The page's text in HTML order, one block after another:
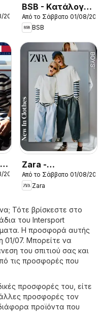
BSB - Kατάλογος
8/2026
Από το Σάββατο 01/08/2026
BSB
Zara -
Kατάλογος
8/2026 boys
Από το Σάββατο 01/08/2026
Zara
Τότε βρίσκεστε στο
του Intersport
Η προσφορά αυτής
01/07. Μπορείτε να
του σπιτιού σας και
τις προσφορές που
προσφορές του, είτε
προσφορές τον
προϊόντα που